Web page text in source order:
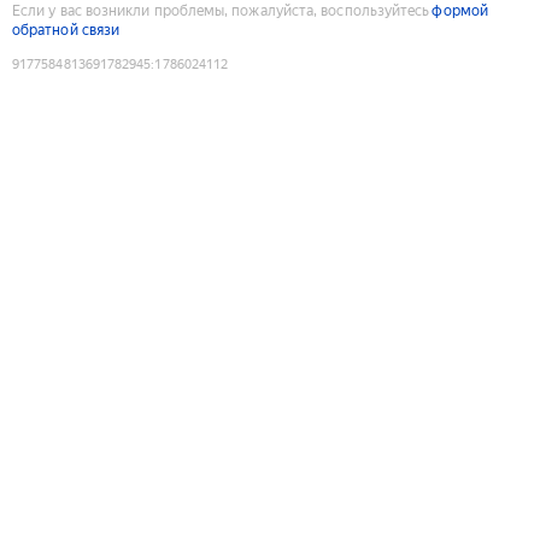
Если у вас возникли проблемы, пожалуйста, воспользуйтесьформой
обратной связи
9177584813691782945:1786024112